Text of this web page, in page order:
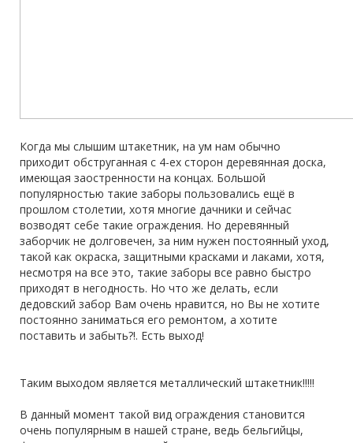
Когда мы слышим штакетник, на ум нам обычно
приходит обструганная с 4-ех сторон деревянная доска,
имеющая заостренности на концах. Большой
популярностью такие заборы пользовались ещё в
прошлом столетии, хотя многие дачники и сейчас
возводят себе такие ограждения. Но деревянный
заборчик не долговечен, за ним нужен постоянный уход,
такой как окраска, защитными красками и лаками, хотя,
несмотря на все это, такие заборы все равно быстро
приходят в негодность. Но что же делать, если
дедовский забор Вам очень нравится, но Вы не хотите
постоянно заниматься его ремонтом, а хотите
поставить и забыть?!. Есть выход!
Таким выходом является металлический штакетник!!!!!
В данный момент такой вид ограждения становится
очень популярным в нашей стране, ведь бельгийцы,